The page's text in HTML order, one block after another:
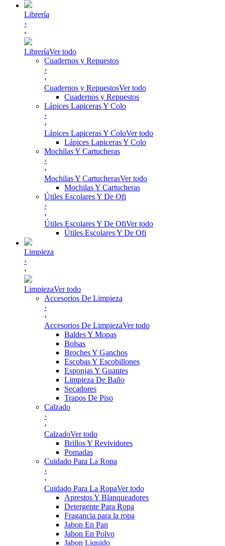
Librería
›
‹
LibreríaVer todo
Cuadernos y Repuestos
›
‹
Cuadernos y RepuestosVer todo
Cuadernos y Repuestos
Lápices Lapiceras Y Colo
›
‹
Lápices Lapiceras Y ColoVer todo
Lápices Lapiceras Y Colo
Mochilas Y Cartucheras
›
‹
Mochilas Y CartucherasVer todo
Mochilas Y Cartucheras
Útiles Escolares Y De Ofi
›
‹
Útiles Escolares Y De OfiVer todo
Útiles Escolares Y De Ofi
Limpieza
›
‹
LimpiezaVer todo
Accesorios De Limpieza
›
‹
Accesorios De LimpiezaVer todo
Baldes Y Mopas
Bolsas
Broches Y Ganchos
Escobas Y Escobillones
Esponjas Y Guantes
Limpieza De Baño
Secadores
Trapos De Piso
Calzado
›
‹
CalzadoVer todo
Brillos Y Revividores
Pomadas
Cuidado Para La Ropa
›
‹
Cuidado Para La RopaVer todo
Aprestos Y Blanqueadores
Detergente Para Ropa
Fragancia para la ropa
Jabon En Pan
Jabon En Polvo
Jabon Liquido